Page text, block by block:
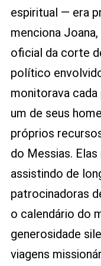
espiritual — era
menciona
oficial da corte
político
monitorava cada
um de seus
próprios
do Messias.
assistindo de
patrocinadoras
o calendário do
generosidade
viagens